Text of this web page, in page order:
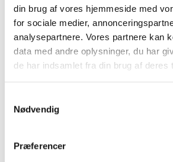
din brug af vores hjemmeside med
for sociale medier,
analysepartnere. Vores partnere kan
data med andre oplysninger, du har
de har indsamlet fra din brug af deres
Nødvendig
Præferencer